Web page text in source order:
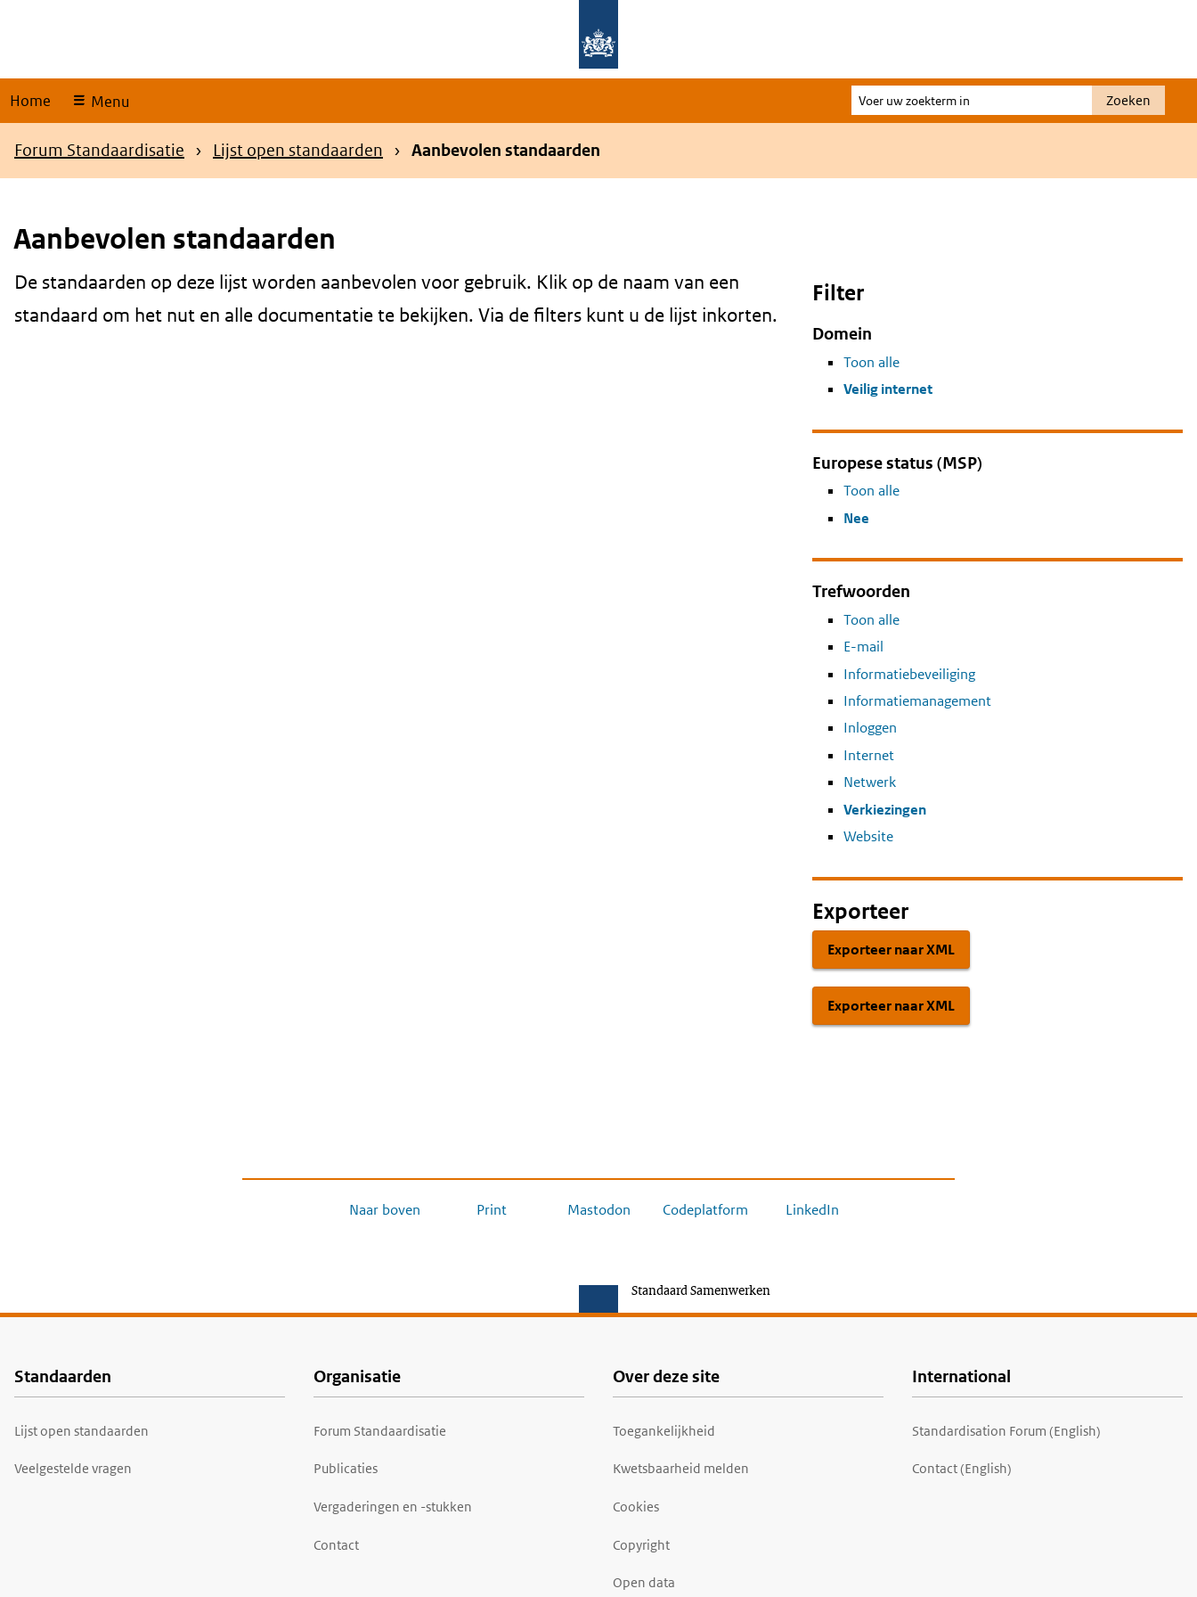
Home Menu
Voer
uw
Zoeken
Kruimelpad
Forum Standaardisatie Lijst open standaarden Aanbevolen standaarden
Aanbevolen standaarden
Content
De standaarden op deze lijst worden aanbevolen voor gebruik. Klik op de naam van een
standaard om het nut en alle documentatie te bekijken. Via de filters kunt u de lijst inkorten.
Filter
Domein
Toon alle
Veilig internet
Europese status (MSP)
Toon alle
Nee
Trefwoorden
Toon alle
E-mail
Informatiebeveiliging
Informatiemanagement
Inloggen
Internet
Netwerk
Verkiezingen
Website
Exporteer
Exporteer naar XML
Exporteer naar XML
Naar boven Print Mastodon Codeplatform LinkedIn
Standaard Samenwerken
Voet
Standaarden
Lijst open standaarden
Veelgestelde vragen
Organisatie
Forum Standaardisatie
Publicaties
Vergaderingen en -stukken
Contact
Over deze site
Toegankelijkheid
Kwetsbaarheid melden
Cookies
Copyright
Open data
International
Standardisation Forum (English)
Contact (English)